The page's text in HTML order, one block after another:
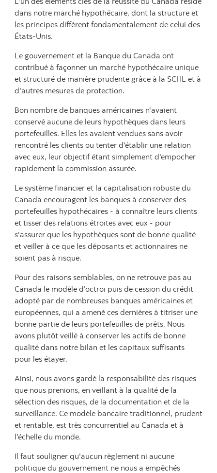
dans notre marché hypothécaire, dont la structure et
les principes diffèrent fondamentalement de celui des
États-Unis.
Le gouvernement et la Banque du Canada ont
contribué à façonner un marché hypothécaire unique
et structuré de manière prudente grâce à la SCHL et à
d'autres mesures de protection.
Bon nombre de banques américaines n'avaient
conservé aucune de leurs hypothèques dans leurs
portefeuilles. Elles les avaient vendues sans avoir
rencontré les clients ou tenter d'établir une relation
avec eux, leur objectif étant simplement d'empocher
rapidement la commission assurée.
Le système financier et la capitalisation robuste du
Canada encouragent les banques à conserver des
portefeuilles hypothécaires - à connaître leurs clients
et tisser des relations étroites avec eux - pour
s'assurer que les hypothèques sont de bonne qualité
et veiller à ce que les déposants et actionnaires ne
soient pas à risque.
Pour des raisons semblables, on ne retrouve pas au
Canada le modèle d'octroi puis de cession du crédit
adopté par de nombreuses banques américaines et
européennes, qui a amené ces dernières à titriser une
bonne partie de leurs portefeuilles de prêts. Nous
avons plutôt veillé à conserver les actifs de bonne
qualité dans notre bilan et les capitaux suffisants
pour les étayer.
Ainsi, nous avons gardé la responsabilité des risques
que nous prenions, en veillant à la qualité de la
sélection des risques, de la documentation et de la
surveillance. Ce modèle bancaire traditionnel, prudent
et rentable, est très concurrentiel au Canada et à
l'échelle du monde.
Il faut souligner qu'aucun règlement ni aucune
politique du gouvernement ne nous a empêchés